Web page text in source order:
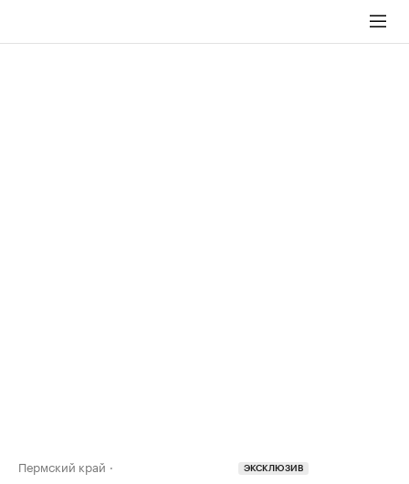
Пермский край ЭКСКЛЮЗИВ